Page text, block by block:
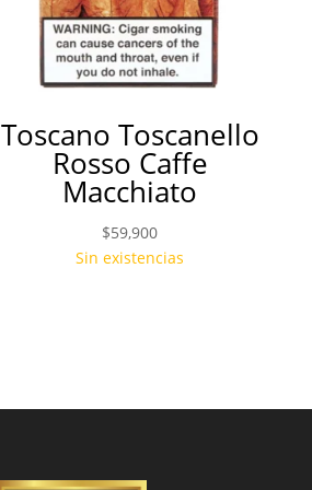
Toscano Toscanello
Rosso Caffe
Macchiato
$59,900
Sin existencias